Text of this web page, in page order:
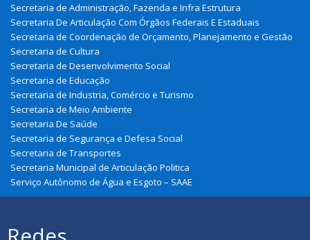
Secretaria de Administração, Fazenda e Infra Estrutura
Secretaria De Articulação Com Órgãos Federais E Estaduais
Secretaria de Coordenação de Orçamento, Planejamento e Gestão
Secretaria de Cultura
Secretaria de Desenvolvimento Social
Secretaria de Educação
Secretaria de Industria, Comércio e Turismo
Secretaria de Meio Ambiente
Secretaria De Saúde
Secretaria de Segurança e Defesa Social
Secretaria de Transportes
Secretaria Municipal de Articulação Politica
Serviço Autônomo de Água e Esgoto – SAAE